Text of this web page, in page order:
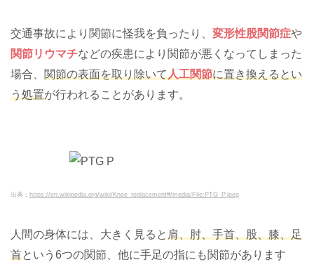
交通事故により関節に怪我を負ったり、 変形性股関節症や
関節リウマチなどの疾患により関節が悪くなってしまった
場合、 関節の表面を取り除いて人工関節に置き換えるとい
う処置が行われることがあります。
出典： https://en.wikipedia.org/wiki/Knee_replacement#/media/File:PTG_P.jpeg
人間の身体には、大きく見ると肩、肘、手首、股、膝、足
首という6つの関節、他に手足の指にも関節があります